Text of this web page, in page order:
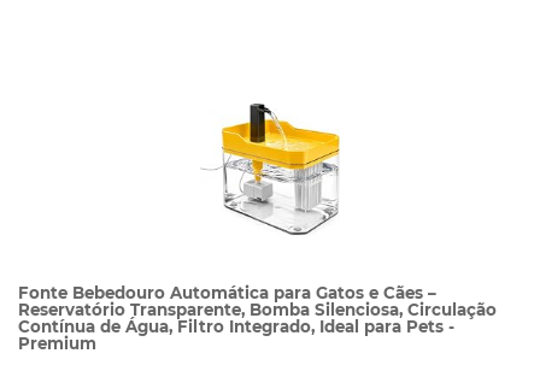
Fonte Bebedouro Automática para Gatos e Cães –
Reservatório Transparente, Bomba Silenciosa, Circulação
Contínua de Água, Filtro Integrado, Ideal para Pets -
Premium